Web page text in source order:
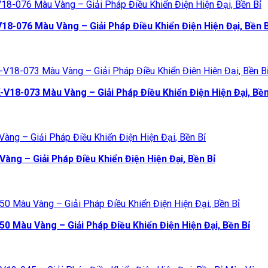
076 Màu Vàng – Giải Pháp Điều Khiển Điện Hiện Đại, Bền
073 Màu Vàng – Giải Pháp Điều Khiển Điện Hiện Đại,
– Giải Pháp Điều Khiển Điện Hiện Đại, Bền Bỉ
Màu Vàng – Giải Pháp Điều Khiển Điện Hiện Đại, Bền Bỉ